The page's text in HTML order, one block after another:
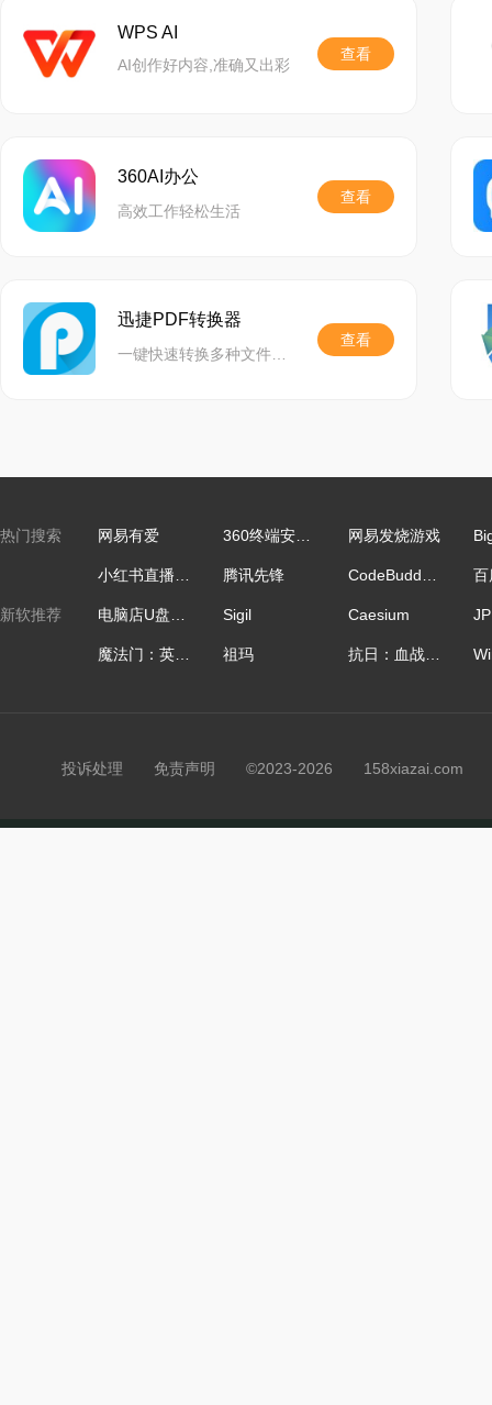
WPS AI
AI创作好内容,准确又出彩
查看
360AI办公
高效工作轻松生活
查看
迅捷PDF转换器
查看
热门搜索 网易有爱 网易发烧游戏
腾讯先锋
新软推荐 Sigil Caesium
祖玛
投诉处理 免责声明 ©2023-2026